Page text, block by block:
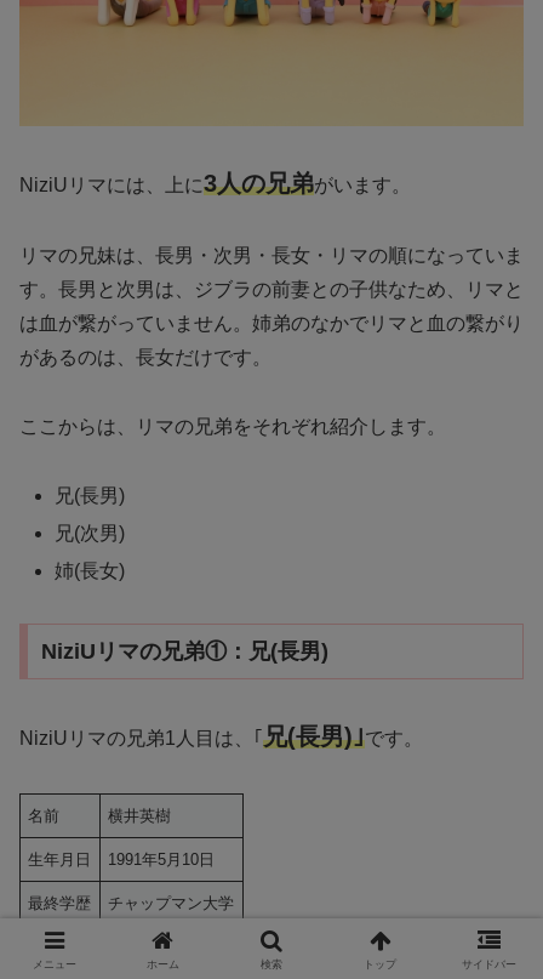
NiziUリマには、上に3人の兄弟がいます。
リマの兄妹は、長男・次男・長女・リマの順になっていま
す。長男と次男は、ジブラの前妻との子供なため、リマと
は血が繋がっていません。姉弟のなかでリマと血の繋がり
があるのは、長女だけです。
ここからは、リマの兄弟をそれぞれ紹介します。
兄(長男)
兄(次男)
姉(長女)
NiziUリマの兄弟①：兄(長男)
NiziUリマの兄弟1人目は、｢ 兄(長男)｣です。
名前 横井英樹
生年月日 1991年5月10日
最終学歴 チャップマン大学
職業 会社員
メニュー ホーム 検索 トップ サイドバー